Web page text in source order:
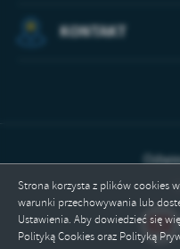
Strona korzysta z plików cookies
warunki przechowywania lub
Ustawienia. Aby dowiedzieć się
Polityką Cookies oraz Polityką
KONTAKT